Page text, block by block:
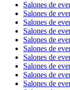
Salones de
Salones de
Salones de
Salones de
Salones de
Salones de
Salones de
Salones de
Salones de
Salones de